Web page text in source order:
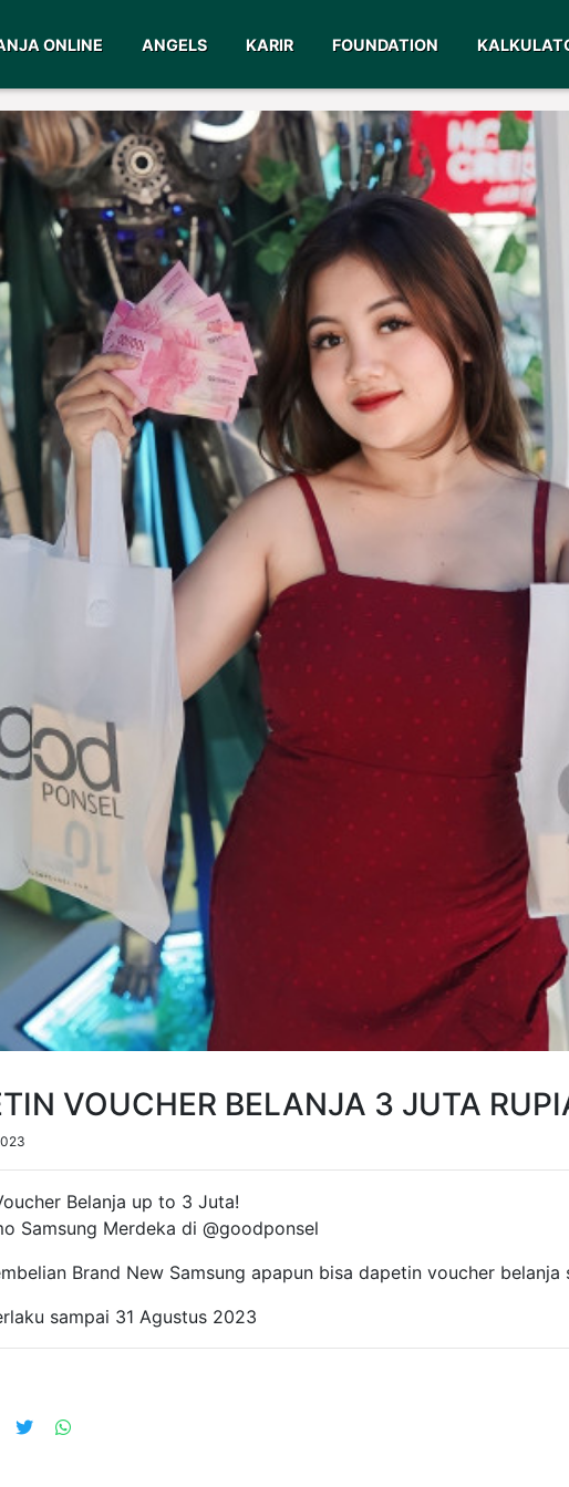
ONLINE ANGELS KARIR FOUNDATION
VOUCHER BELANJA 3 JUTA
Belanja up to 3 Juta!
Samsung Merdeka di @goodponsel
Brand New Samsung apapun bisa dapetin voucher belanja
sampai 31 Agustus 2023